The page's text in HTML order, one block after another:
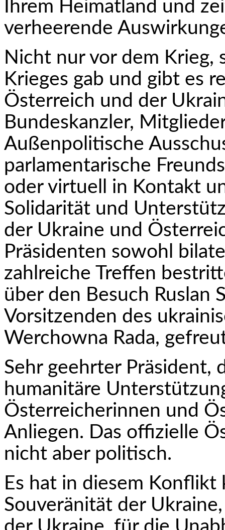
Ihrem Heimatland und
verheerende
Nicht nur vor dem Krieg,
Krieges gab und gibt es
Österreich und der
Bundeskanzler,
Außenpolitische
parlamentarische
oder virtuell in Kontakt
Solidarität und
der Ukraine und
Präsidenten sowohl
zahlreiche Treffen
über den Besuch Ruslan
Vorsitzenden des
Werchowna Rada,
Sehr geehrter Präsident,
humanitäre
Österreicherinnen und
Anliegen. Das offizielle
nicht aber politisch.
Es hat in diesem
Souveränität der